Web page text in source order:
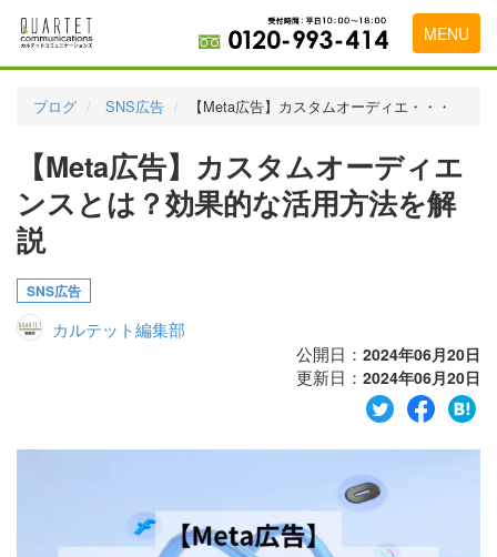
MENU
実績・お客様の声
初めて導入をお考えの方
広告代理店・HP制作会社様へ
お問い合わせ
ブログ SNS広告 【Meta広告】カスタムオーディエ・・・
【Meta広告】カスタムオーディエ
ンスとは？効果的な活用方法を解
説
SNS広告
カルテット編集部
公開日： 2024年06月20日
更新日： 2024年06月20日